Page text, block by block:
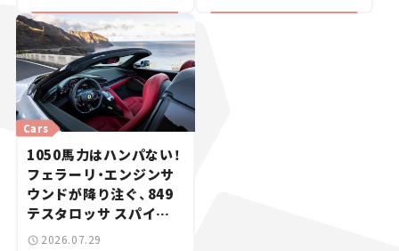
Cars
1050馬力はハンパない！
フェラーリ・エンジンサ
ウンドが降り注ぐ、849
テスタロッサ スパイダ
ーに試乗。
2026.07.29